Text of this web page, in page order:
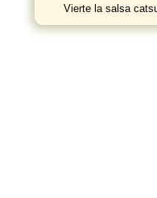
Vierte la salsa